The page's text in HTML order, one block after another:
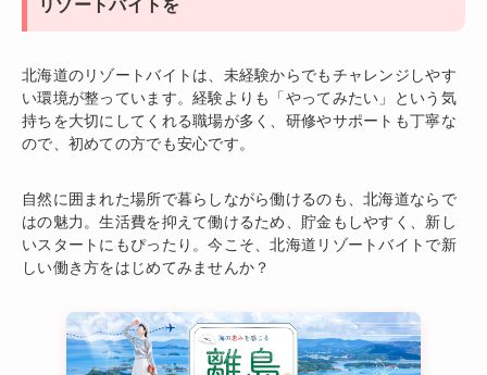
リゾートバイトを
北海道のリゾートバイトは、未経験からでもチャレンジしやす
い環境が整っています。経験よりも「やってみたい」という気
持ちを大切にしてくれる職場が多く、研修やサポートも丁寧な
ので、初めての方でも安心です。
自然に囲まれた場所で暮らしながら働けるのも、北海道ならで
はの魅力。生活費を抑えて働けるため、貯金もしやすく、新し
いスタートにもぴったり。今こそ、北海道リゾートバイトで新
しい働き方をはじめてみませんか？